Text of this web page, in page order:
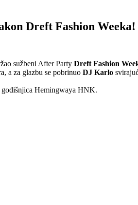
Dreft Fashion Weeka!
sužbeni After Party Dreft Fashion
a za glazbu se pobrinuo DJ Karlo
godišnjica Hemingwaya HNK.